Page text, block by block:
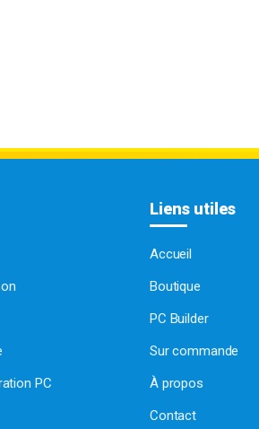
PC
Liens utiles
Accueil
Boutique
PC Builder
Sur commande
À propos
Contact